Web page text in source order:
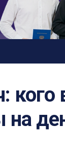
на